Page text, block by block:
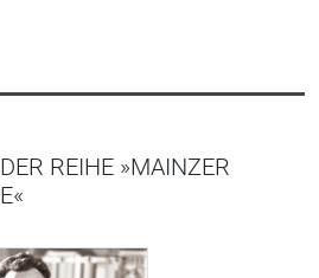
REIHE »MAINZER